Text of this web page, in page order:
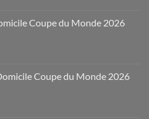
Coupe du Monde 2026
Coupe du Monde 2026